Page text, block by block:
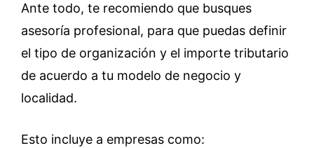
Ante todo, te recomiendo que busques
asesoría profesional, para que puedas definir
el tipo de organización y el importe tributario
de acuerdo a tu modelo de negocio y
localidad.
Esto incluye a empresas como: